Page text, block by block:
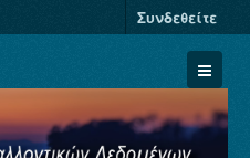
Συνδεθείτε